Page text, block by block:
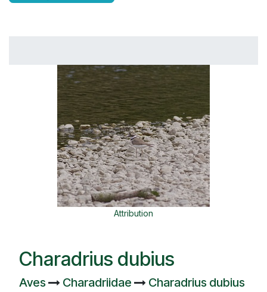
Attribution
Charadrius dubius
Aves Charadriidae Charadrius dubius